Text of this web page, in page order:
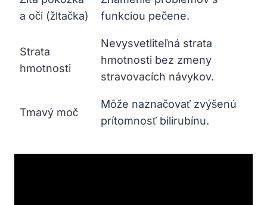
a oči (žltačka)
funkciou pečene.
Strata
hmotnosti
Nevysvetliteľná strata
hmotnosti bez zmeny
stravovacích návykov.
Tmavý moč
Môže naznačovať zvýšenú
prítomnosť bilirubínu.